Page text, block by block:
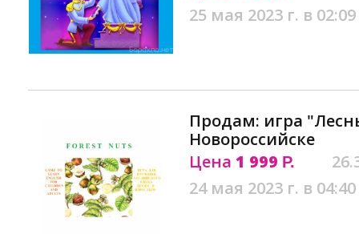
25 мая 2023 г. в 02:09
Продам: игра
Новороссийске
Цена 1 999 Р.
24 мая 2023 г. в 04:40